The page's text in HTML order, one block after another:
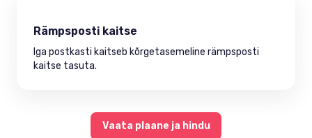
Rämpsposti kaitse
Iga postkasti kaitseb kõrgetasemeline rämpsposti
kaitse tasuta.
Vaata plaane ja hindu